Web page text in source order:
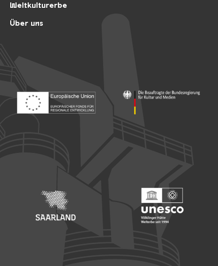
Weltkulturerbe
Über uns